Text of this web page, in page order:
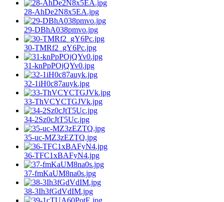
28-AhDe2N8x5EA.jpg
29-DBhA038pmvo.jpg
30-TMRf2_gY6Pc.jpg
31-knPpPOjQYv0.jpg
32-1iH0c87auyk.jpg
33-ThVCYCTGJVk.jpg
34-2Sz0cJtT5Uc.jpg
35-uc-MZ3zEZTQ.jpg
36-TFC1xBAFyN4.jpg
37-fmKaUM8na0s.jpg
38-3Ih3fGdVdIM.jpg